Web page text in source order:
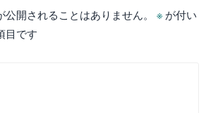
公開されることはありません。 ※ が付い
目です